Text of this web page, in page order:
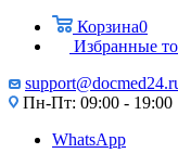
Корзина0
Избранные
Пн-Пт: 09:00 - 19:00
WhatsApp